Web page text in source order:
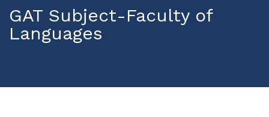
GAT Subject-Faculty of
Languages